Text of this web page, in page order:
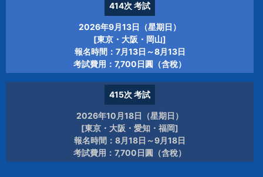
414次 考試
2026年9月13日（星期日）
[東京・大阪・岡山]
報名時間：7月13日～8月13日
考試費用：7,700日圓（含稅）
415次 考試
2026年10月18日（星期日）
[東京・大阪・愛知・福岡]
報名時間：8月18日～9月18日
考試費用：7,700日圓（含稅）